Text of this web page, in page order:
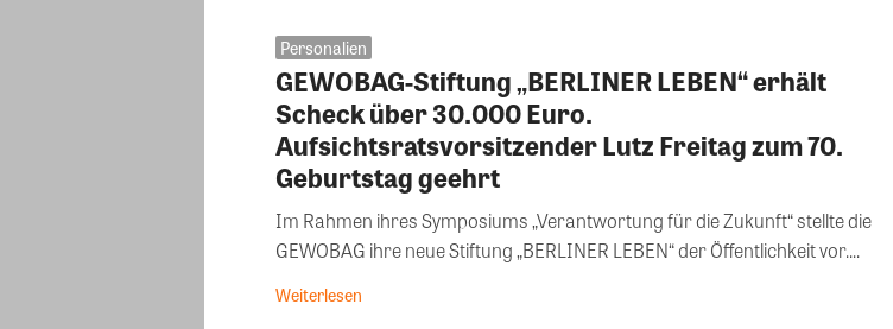
Personalien
GEWOBAG-Stiftung „BERLINER LEBEN“ erhält
Scheck über 30.000 Euro.
Aufsichtsratsvorsitzender Lutz Freitag zum 70.
Geburtstag geehrt
Im Rahmen ihres Symposiums „Verantwortung für die Zukunft“ stellte die
GEWOBAG ihre neue Stiftung „BERLINER LEBEN“ der Öffentlichkeit vor....
Weiterlesen